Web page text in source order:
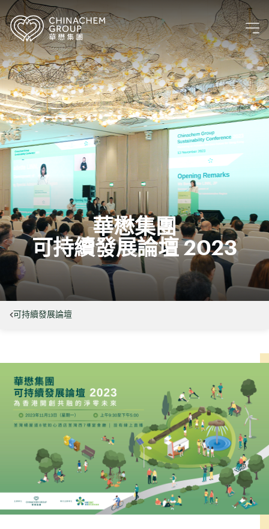
華懋集團
可持續發展論壇 2023
可持續發展論壇